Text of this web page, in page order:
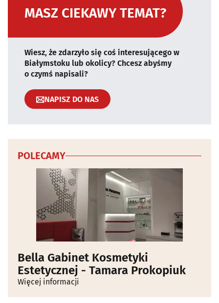
MASZ CIEKAWY TEMAT?
Wiesz, że zdarzyło się coś interesującego w
Białymstoku lub okolicy? Chcesz abyśmy
o czymś napisali?
NAPISZ DO NAS
POLECAMY
Bella Gabinet Kosmetyki
Estetycznej - Tamara Prokopiuk
Więcej informacji